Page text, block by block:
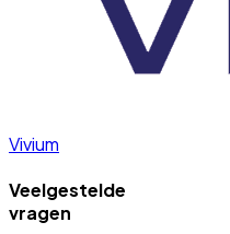
Vivium
Veelgestelde
vragen